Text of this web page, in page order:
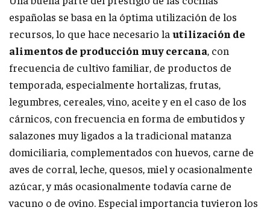
españolas se basa en la óptima utilización de los
recursos, lo que hace necesario la utilización de
alimentos de producción muy cercana, con
frecuencia de cultivo familiar, de productos de
temporada, especialmente hortalizas, frutas,
legumbres, cereales, vino, aceite y en el caso de los
cárnicos, con frecuencia en forma de embutidos y
salazones muy ligados a la tradicional matanza
domiciliaria, complementados con huevos, carne de
aves de corral, leche, quesos, miel y ocasionalmente
azúcar, y más ocasionalmente todavía carne de
vacuno o de ovino. Especial importancia tuvieron los